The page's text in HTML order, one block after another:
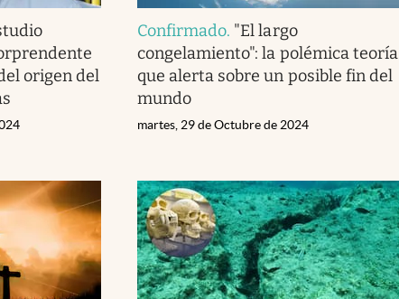
origen del
Confirmado. "El largo
congelamiento": la polémica teoría
que alerta sobre un posible fin del
mundo
martes, 29 de Octubre de 2024